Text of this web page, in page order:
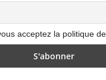
acceptez la politique